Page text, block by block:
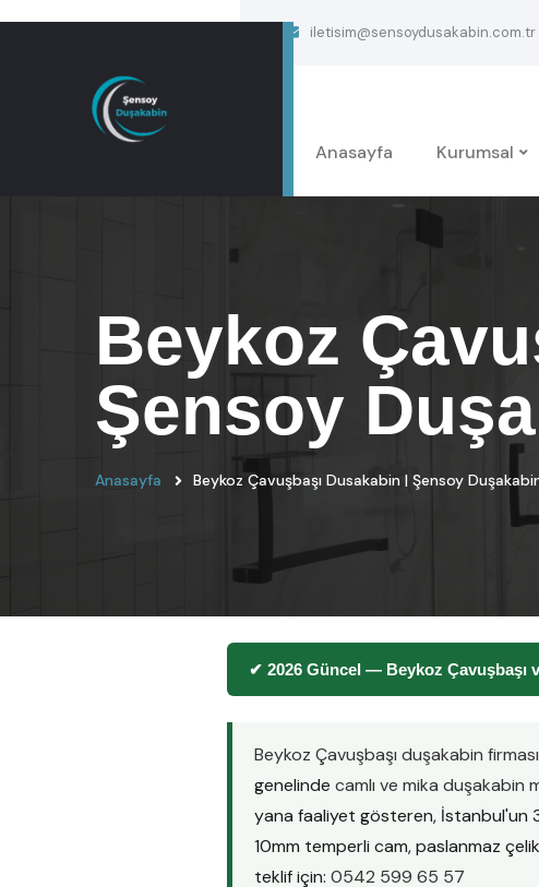
iletisim@sensoydusakabin.com.tr
Anasayfa Kurumsal
Beykoz
Şensoy
Anasayfa Beykoz Çavuşbaşı Dusakabin | Şensoy
✔ 2026 Güncel — Beykoz Çavuşbaşı
Beykoz Çavuşbaşı duşakabin firması
genelinde camlı ve mika duşakabin
yana faaliyet gösteren, İstanbul'un
10mm temperli cam, paslanmaz
teklif için: 0542 599 65 57